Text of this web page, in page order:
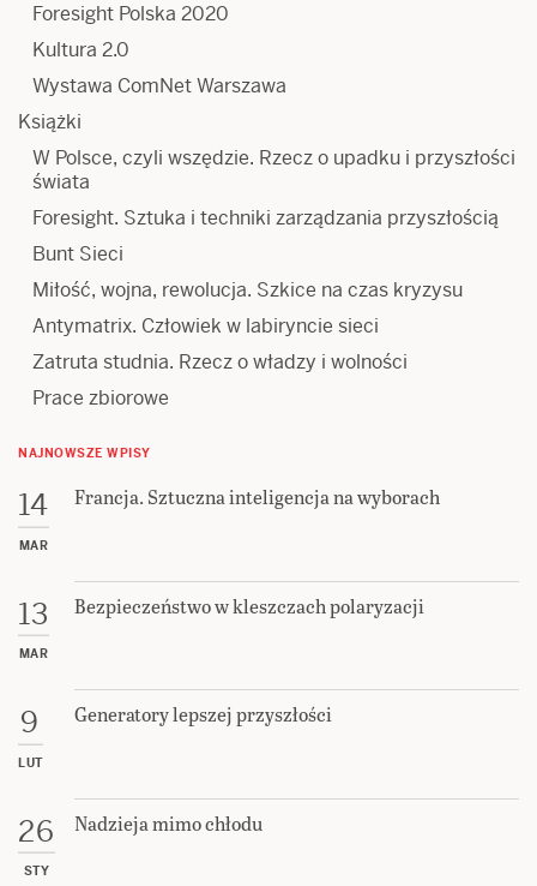
Foresight Polska 2020
Kultura 2.0
Wystawa ComNet Warszawa
Książki
W Polsce, czyli wszędzie. Rzecz o upadku i przyszłości
świata
Foresight. Sztuka i techniki zarządzania przyszłością
Bunt Sieci
Miłość, wojna, rewolucja. Szkice na czas kryzysu
Antymatrix. Człowiek w labiryncie sieci
Zatruta studnia. Rzecz o władzy i wolności
Prace zbiorowe
NAJNOWSZE WPISY
14
MAR
Francja. Sztuczna inteligencja na wyborach
13
MAR
Bezpieczeństwo w kleszczach polaryzacji
9
LUT
Generatory lepszej przyszłości
26
STY
Nadzieja mimo chłodu